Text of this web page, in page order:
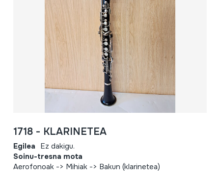
1718 - KLARINETEA
Egilea Ez dakigu.
Soinu-tresna mota
Aerofonoak -> Mihiak -> Bakun (klarinetea)